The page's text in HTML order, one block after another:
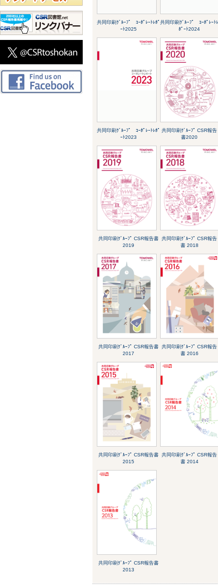
共同印刷ｸﾞﾙｰﾌﾟ ｺｰﾎﾟﾚｰﾄﾚﾎﾟ
ｰﾄ2025
共同印刷ｸﾞﾙｰﾌﾟ ｺｰﾎﾟﾚｰﾄ
ﾎﾟｰﾄ2024
共同印刷ｸﾞﾙｰﾌﾟ ｺｰﾎﾟﾚｰﾄﾚﾎﾟ
ｰﾄ2023
共同印刷ｸﾞﾙｰﾌﾟ CSR報告
書2020
共同印刷ｸﾞﾙｰﾌﾟ CSR報告書
2019
共同印刷ｸﾞﾙｰﾌﾟ CSR報告
書 2018
共同印刷ｸﾞﾙｰﾌﾟ CSR報告書
2017
共同印刷ｸﾞﾙｰﾌﾟ CSR報告
書 2016
共同印刷ｸﾞﾙｰﾌﾟ CSR報告書
2015
共同印刷ｸﾞﾙｰﾌﾟ CSR報告
書 2014
共同印刷ｸﾞﾙｰﾌﾟ CSR報告書
2013